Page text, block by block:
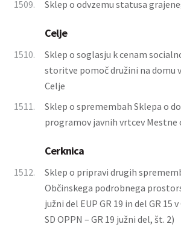
1509.
Sklep o odvzemu statusa
Celje
1510.
Sklep o soglasju k cenam
storitve pomoč družini na domu
Celje
1511.
Sklep o spremembah Sklepa o
programov javnih vrtcev Mestne
Cerknica
1512.
Sklep o pripravi drugih
Občinskega podrobnega
južni del EUP GR 19 in del GR 15
SD OPPN – GR 19 južni del, št. 2)